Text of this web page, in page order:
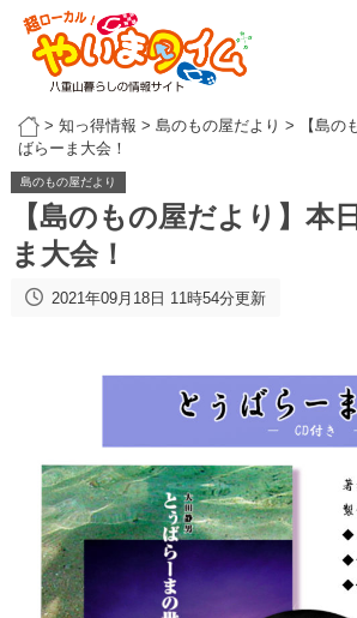
> 知っ得情報 > 島のもの屋だより >
【島の
ばらーま大会！
島のもの屋だより
【島のもの屋だより】本
ま大会！
2021年09月18日 11時54分更新